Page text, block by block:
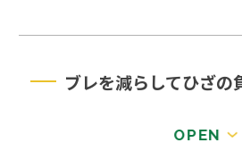
ブレを減らしてひざの